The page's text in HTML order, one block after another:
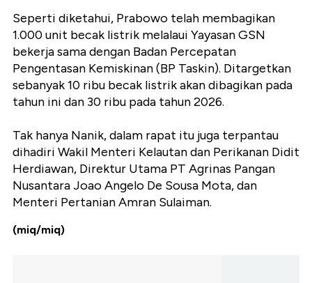
Seperti diketahui, Prabowo telah membagikan
1.000 unit becak listrik melalaui Yayasan GSN
bekerja sama dengan Badan Percepatan
Pengentasan Kemiskinan (BP Taskin). Ditargetkan
sebanyak 10 ribu becak listrik akan dibagikan pada
tahun ini dan 30 ribu pada tahun 2026.
Tak hanya Nanik, dalam rapat itu juga terpantau
dihadiri Wakil Menteri Kelautan dan Perikanan Didit
Herdiawan, Direktur Utama PT Agrinas Pangan
Nusantara Joao Angelo De Sousa Mota, dan
Menteri Pertanian Amran Sulaiman.
(miq/miq)